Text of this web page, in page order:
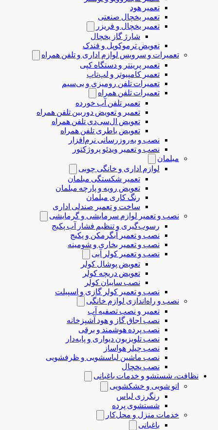
تعمیر هود
تعمیر یخچال صنعتی
تعمیر یخچال و فریزر
شارژ گاز یخچال
تعویض ترموکوپل و فندک
تعمیرات و سرویس لوازم اداری و تلفن همراه
تعمیر پرینتر و دستگاه کپی
تعمیر کامپیوتر و لپ‌تاپ
تعمیرات تلفن رومیزی و بی‌سیم
تعمیرات تلفن همراه
تعمیر تلفن آب خورده
تعمیر و تعویض دوربین تلفن همراه
تعویض ال‌سی‌دی تلفن همراه
تعویض باطری تلفن همراه
نصب و به‌روزرسانی نرم‌افزار
نصب و تعمیر ویدئو پروژکتور
مبلمان
لوازم اداری و خانگی چوبی
تعمیر شکستگی مبلمان
تعویض رویه و پارچه مبلمان
رنگ کاری مبلمان
ساخت و تعمیر صندلی اداری
نصب و تعمیر لوازم سرمایشی و گرمایشی
رسوب‌گیری و تنظیم فشار آب پکیج
نصب و تعمیر آبگرمکن و پکیج
نصب و تعمیر بخاری و شومینه
نصب و تعمیر کولر آبی
تعویض پوشال کولر
تعویض دریچه کولر
نصب سایبان کولر
نصب و تعمیر کولر گازی و اسپیلت
نصب و راه‌اندازی لوازم خانگی
تعمیر و نصب تصفیه آب
نصب اجاق گاز و هود آشپزخانه
نصب پرده هوشمند و برقی
نصب تلویزیون دیواری و پایه‌دار
نصب چیلر هواساز
نصب ماشین لباسشویی و ظرفشویی
نصب یخچال
نظافت، شستشو و خدمات باغبانی
اتو شویی و خشکشویی
رنگرزی لباس
شستشوی پرده
خدمات منزل و محل‌کار
باغبانی